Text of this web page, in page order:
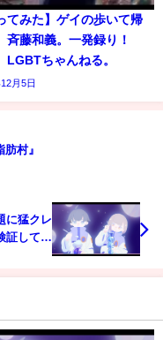
てみた】ゲイの歩いて帰
斉藤和義。一発録り！
ちゃんねる。
月5日
村』
に猛クレ
証してみ